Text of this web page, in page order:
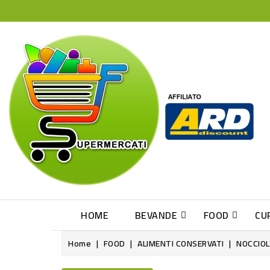
HOME BEVANDE FOOD
Home FOOD ALIMENTI CONSERVATI